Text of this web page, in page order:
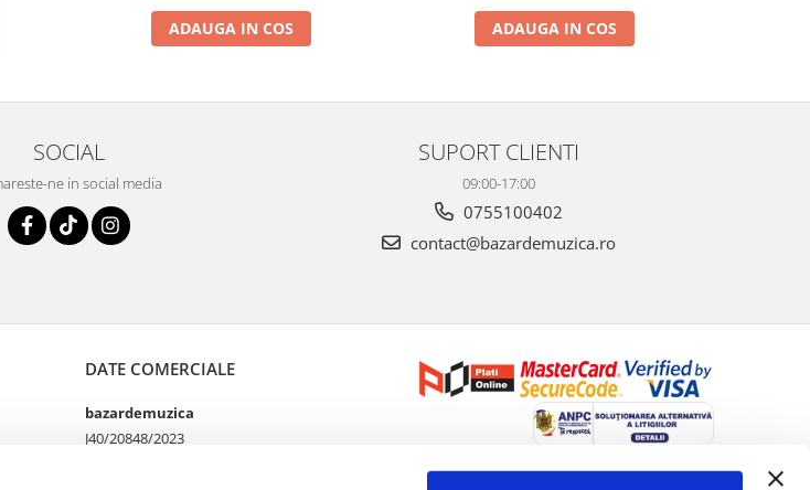
ADAUGA IN COS ADAUGA IN COS
SOCIAL
ne in social media
SUPORT CLIENTI
09:00-17:00
0755100402
contact@bazardemuzica.ro
DATE COMERCIALE
bazardemuzica
J40/20848/2023
Creat cu ❤ și cu 🧠 de Dan Trifan iar